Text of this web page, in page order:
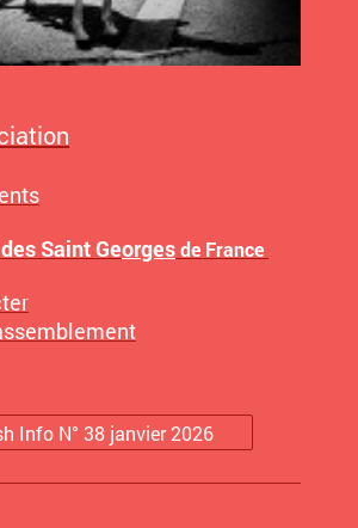
Saint Georgesde France
Info N° 38 janvier 2026